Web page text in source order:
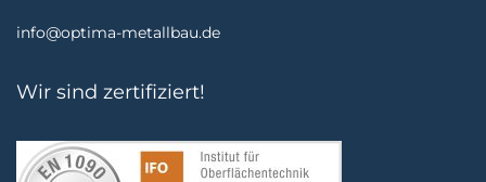
info@optima-metallbau.de
Wir sind zertifiziert!